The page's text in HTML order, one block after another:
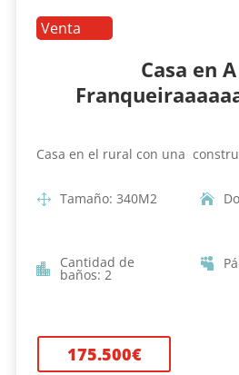
Venta
Casa en A
Casa en el rural con una
Tamaño: 340M2
Cantidad de
baños: 2
175.500€